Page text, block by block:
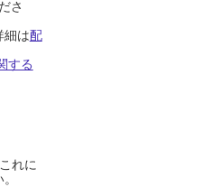
さ
細は配
する
れに